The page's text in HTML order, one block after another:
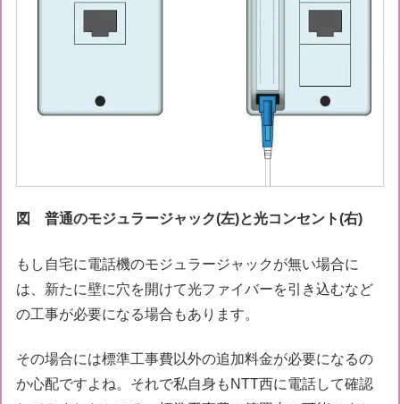
図 普通のモジュラージャック(左)と光コンセント(右)
もし自宅に電話機のモジュラージャックが無い場合に
は、新たに壁に穴を開けて光ファイバーを引き込むなど
の工事が必要になる場合もあります。
その場合には標準工事費以外の追加料金が必要になるの
か心配ですよね。それで私自身もNTT西に電話して確認